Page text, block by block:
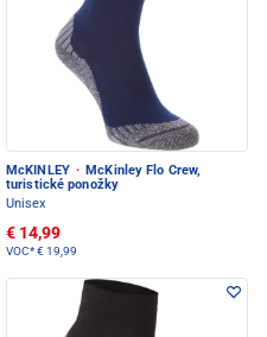
McKINLEY · McKinley Flo Crew,
turistické ponožky
Unisex
€ 14,99
VOC*€ 19,99